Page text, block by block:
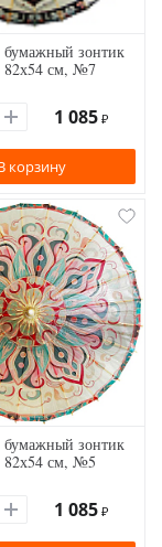
бумажный зонтик
82х54 см, №7
1 085 ₽
корзину
бумажный зонтик
82х54 см, №5
1 085 ₽